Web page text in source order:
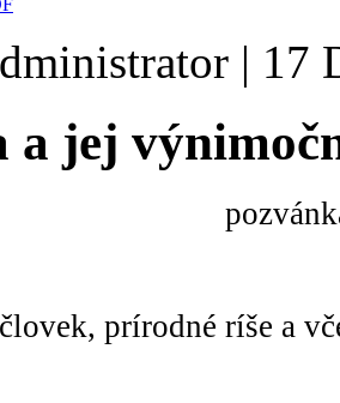
| 17
a jej
prírodné ríše a